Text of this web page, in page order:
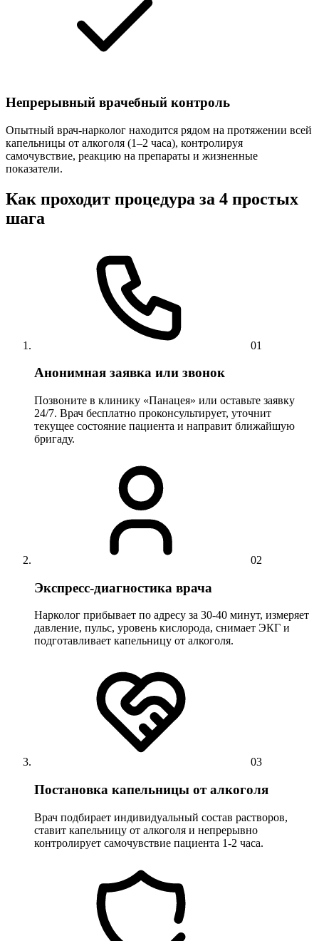
Непрерывный врачебный контроль
Опытный врач-нарколог находится рядом на протяжении всей
капельницы от алкоголя (1–2 часа), контролируя
самочувствие, реакцию на препараты и жизненные
показатели.
Как проходит процедура за 4 простых
шага
01
Анонимная заявка или звонок
Позвоните в клинику «Панацея» или оставьте заявку
24/7. Врач бесплатно проконсультирует, уточнит
текущее состояние пациента и направит ближайшую
бригаду.
02
Экспресс-диагностика врача
Нарколог прибывает по адресу за 30-40 минут, измеряет
давление, пульс, уровень кислорода, снимает ЭКГ и
подготавливает капельницу от алкоголя.
03
Постановка капельницы от алкоголя
Врач подбирает индивидуальный состав растворов,
ставит капельницу от алкоголя и непрерывно
контролирует самочувствие пациента 1-2 часа.